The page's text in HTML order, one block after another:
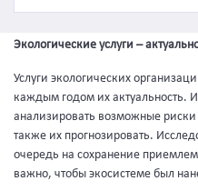
Экологические услуги –
Услуги экологических
каждым годом их актуальность.
анализировать возможные
также их прогнозировать.
очередь на сохранение
важно, чтобы экосистеме был